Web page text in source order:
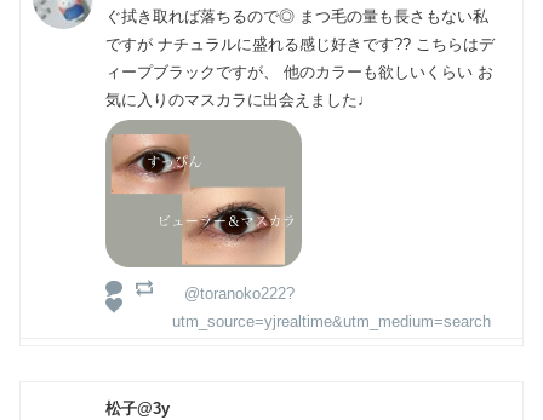
ぐ拭き取れば落ちるので◎ まつ毛の量も長さもない私
ですが ナチュラルに盛れる感じ好きです?? こちらはデ
ィープブラックですが、 他のカラーも欲しいくらい お
気に入りのマスカラに出会えました♩
@toranoko222?
utm_source=yjrealtime&utm_medium=search
松子@3y